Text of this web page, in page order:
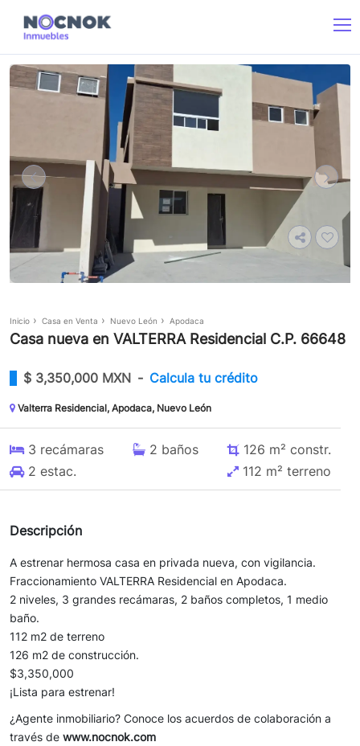
Inicio Casa en Venta Nuevo León Apodaca
Casa nueva en VALTERRA Residencial C.P. 66648
$ 3,350,000 MXN - Calcula tu crédito
Valterra Residencial, Apodaca, Nuevo León
3 recámaras 2 baños 126 m² constr.
2 estac. 112 m² terreno
Descripción
A estrenar hermosa casa en privada nueva, con vigilancia.
Fraccionamiento VALTERRA Residencial en Apodaca.
2 niveles, 3 grandes recámaras, 2 baños completos, 1 medio
baño.
112 m2 de terreno
126 m2 de construcción.
$3,350,000
¡Lista para estrenar!
¿Agente inmobiliario? Conoce los acuerdos de colaboración a
través de www.nocnok.com